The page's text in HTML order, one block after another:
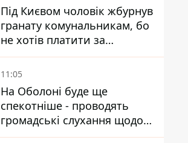
Під Києвом чоловік жбурнув
гранату комунальникам, бо
не хотів платити за
квитанціями
11:05
На Оболоні буде ще
спекотніше - проводять
громадські слухання щодо
храму УГКЦ на Північній